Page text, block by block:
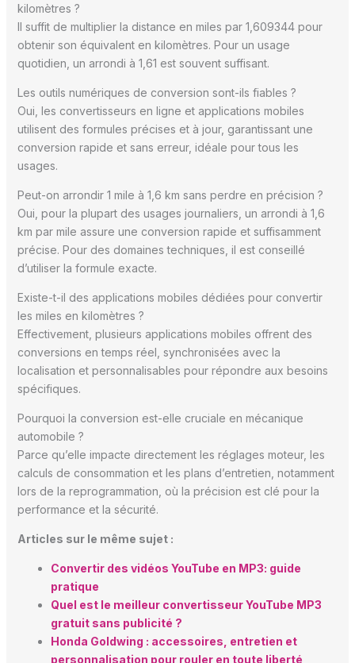
kilomètres ?
Il suffit de multiplier la distance en miles par 1,609344 pour
obtenir son équivalent en kilomètres. Pour un usage
quotidien, un arrondi à 1,61 est souvent suffisant.
Les outils numériques de conversion sont-ils fiables ?
Oui, les convertisseurs en ligne et applications mobiles
utilisent des formules précises et à jour, garantissant une
conversion rapide et sans erreur, idéale pour tous les
usages.
Peut-on arrondir 1 mile à 1,6 km sans perdre en précision ?
Oui, pour la plupart des usages journaliers, un arrondi à 1,6
km par mile assure une conversion rapide et suffisamment
précise. Pour des domaines techniques, il est conseillé
d’utiliser la formule exacte.
Existe-t-il des applications mobiles dédiées pour convertir
les miles en kilomètres ?
Effectivement, plusieurs applications mobiles offrent des
conversions en temps réel, synchronisées avec la
localisation et personnalisables pour répondre aux besoins
spécifiques.
Pourquoi la conversion est-elle cruciale en mécanique
automobile ?
Parce qu’elle impacte directement les réglages moteur, les
calculs de consommation et les plans d’entretien, notamment
lors de la reprogrammation, où la précision est clé pour la
performance et la sécurité.
Articles sur le même sujet :
Convertir des vidéos YouTube en MP3: guide
pratique
Quel est le meilleur convertisseur YouTube MP3
gratuit sans publicité ?
Honda Goldwing : accessoires, entretien et
personnalisation pour rouler en toute liberté